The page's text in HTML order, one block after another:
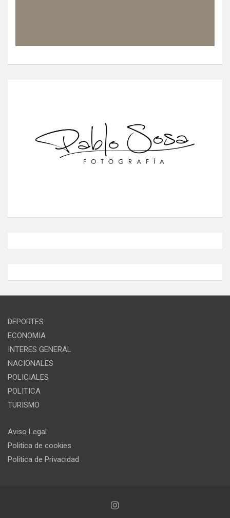
DEPORTES
ECONOMIA
INTERES GENERAL
NACIONALES
POLICIALES
POLITICA
TURISMO
Aviso Legal
Politica de cookies
Politica de Privacidad